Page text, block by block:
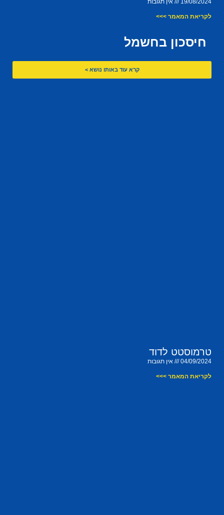
19/08/2024 אין תגובות
לקריאת המאמר >>>
חיסכון בחשמל
קרא עוד באותו נושא >
טרמוסטט לדוד
04/09/2024 אין תגובות
לקריאת המאמר >>>